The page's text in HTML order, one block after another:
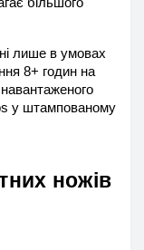
лише в умовах
8+ годин на
у штампованому
ножів